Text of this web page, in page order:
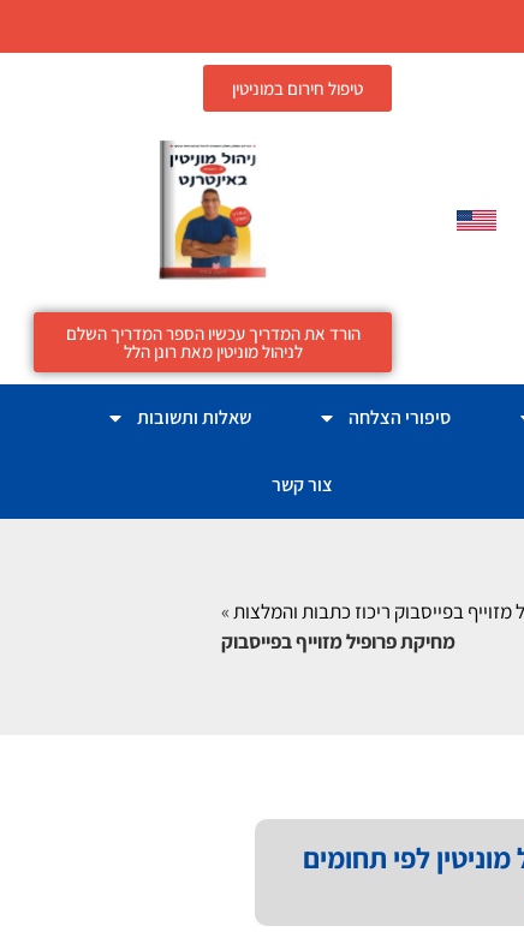
טיפול חירום במוניטין
הורד את המדריך עכשיו הספר המדריך השלם
לניהול מוניטין מאת רונן הלל
סיפורי הצלחה שאלות ותשובות
צור קשר
בפייסבוק ריכוז כתבות והמלצות»
מחיקת פרופיל מזוייף בפייסבוק
מוניטין לפי תחומים